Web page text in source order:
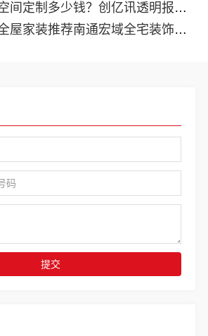
定制多少钱？创亿讯透明报价实惠可靠
家装推荐南通宏域全宅装饰建材有限公司
提交